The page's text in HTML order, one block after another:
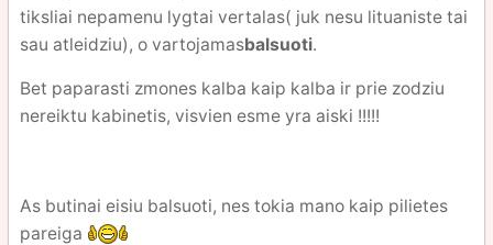
tiksliai nepamenu lygtai vertalas( juk nesu lituaniste tai
sau atleidziu), o vartojamasbalsuoti.
Bet paparasti zmones kalba kaip kalba ir prie zodziu
nereiktu kabinetis, visvien esme yra aiski !!!!!
As butinai eisiu balsuoti, nes tokia mano kaip pilietes
pareiga